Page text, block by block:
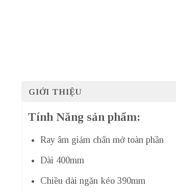
GIỚI THIỆU
Tính Năng sản phẩm:
Ray âm giảm chấn mở toàn phần
Dài 400mm
Chiều dài ngăn kéo 390mm